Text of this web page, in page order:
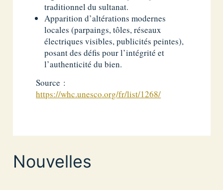
traditionnel du sultanat.
Apparition d’altérations modernes
locales (parpaings, tôles, réseaux
électriques visibles, publicités peintes),
posant des défis pour l’intégrité et
l’authenticité du bien.
Source :
https://whc.unesco.org/fr/list/1268/
Nouvelles